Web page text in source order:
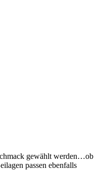
gewählt werden…ob
passen ebenfalls